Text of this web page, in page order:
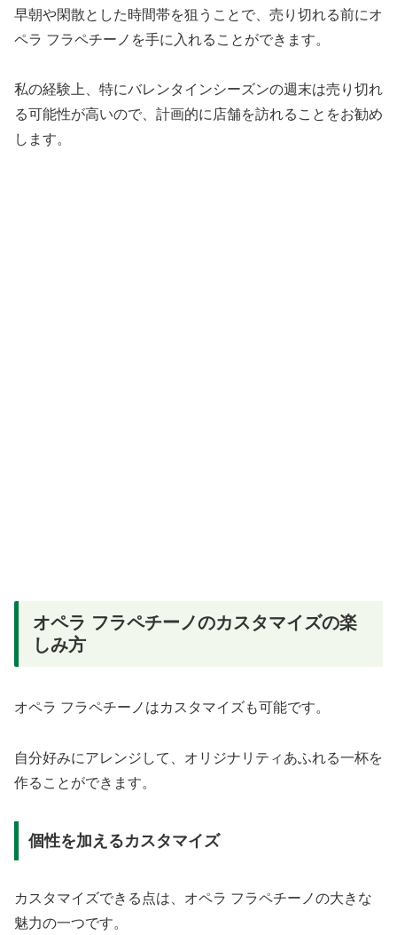
早朝や閑散とした時間帯を狙うことで、売り切れる前にオ
ペラ フラペチーノを手に入れることができます。
私の経験上、特にバレンタインシーズンの週末は売り切れ
る可能性が高いので、計画的に店舗を訪れることをお勧め
します。
オペラ フラペチーノのカスタマイズの楽
しみ方
オペラ フラペチーノはカスタマイズも可能です。
自分好みにアレンジして、オリジナリティあふれる一杯を
作ることができます。
個性を加えるカスタマイズ
カスタマイズできる点は、オペラ フラペチーノの大きな
魅力の一つです。